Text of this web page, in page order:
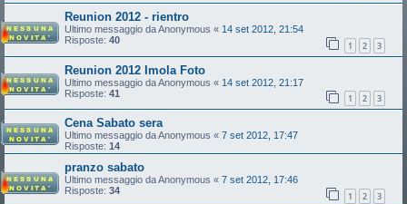
Reunion 2012 - rientro
Ultimo messaggio daAnonymous « 14 set 2012, 21:54
Risposte: 40 1 2 3
Reunion 2012 Imola Foto
Ultimo messaggio daAnonymous « 14 set 2012, 21:17
Risposte: 41 1 2 3
Cena Sabato sera
Ultimo messaggio daAnonymous « 7 set 2012, 17:47
Risposte: 14
pranzo sabato
Ultimo messaggio daAnonymous « 7 set 2012, 17:46
Risposte: 34 1 2 3